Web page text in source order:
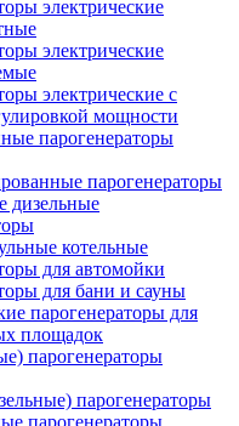
электрические
электрические
электрические с
мощности
парогенераторы
парогенераторы
дизельные
котельные
для автомойки
для бани и сауны
парогенераторы для
площадок
парогенераторы
парогенераторы
парогенераторы